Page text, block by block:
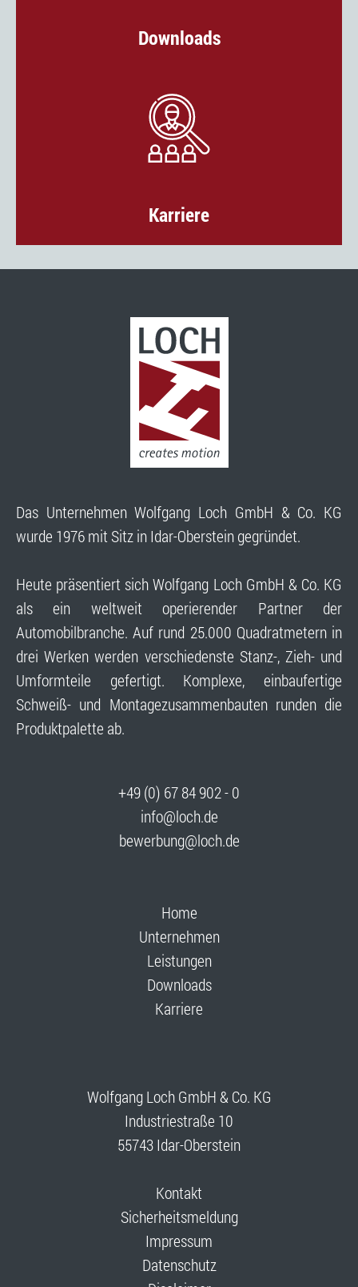
Downloads
Karriere
Das Unternehmen Wolfgang Loch GmbH & Co. KG
wurde 1976 mit Sitz in Idar-Oberstein gegründet.
Heute präsentiert sich Wolfgang Loch GmbH & Co. KG
als ein weltweit operierender Partner der
Automobilbranche. Auf rund 25.000 Quadrat­metern in
drei Werken werden verschiedenste Stanz-, Zieh- und
Umformteile gefertigt. Komplexe, einbaufertige
Schweiß- und Montage­zusammen­bauten runden die
Produktpalette ab.
+49 (0) 67 84 902 - 0
info@loch.de
bewerbung@loch.de
Home
Unternehmen
Leistungen
Downloads
Karriere
Wolfgang Loch GmbH & Co. KG
Industriestraße 10
55743 Idar-Oberstein
Kontakt
Sicherheitsmeldung
Impressum
Datenschutz